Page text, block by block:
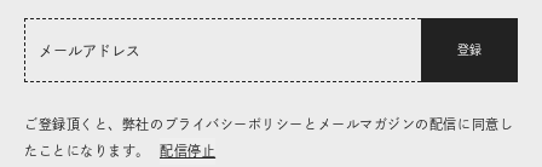
登録
ご登録頂くと、弊社のプライバシーポリシーとメールマガジンの配信に同意し
たことになります。
配信停止